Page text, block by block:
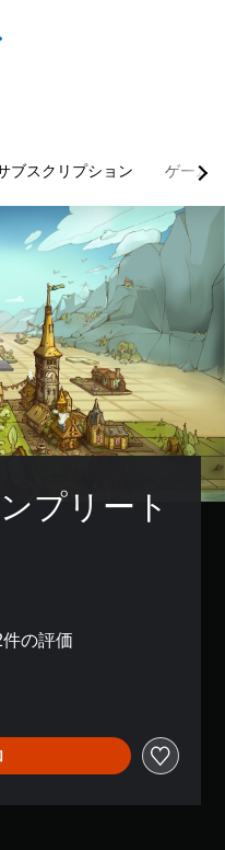
ブスクリプション ゲーム
プリート
の評価